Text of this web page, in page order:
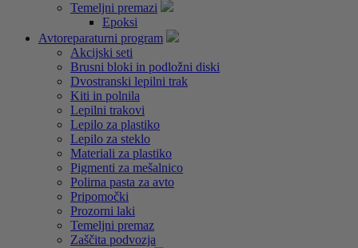
Temeljni premazi
Epoksi
Avtoreparaturni program
Akcijski seti
Brusni bloki in podložni diski
Dvostranski lepilni trak
Kiti in polnila
Lepilni trakovi
Lepilo za plastiko
Lepilo za steklo
Materiali za plastiko
Pigmenti za mešalnico
Polirna pasta za avto
Pripomočki
Prozorni laki
Temeljni premaz
Zaščita podvozja